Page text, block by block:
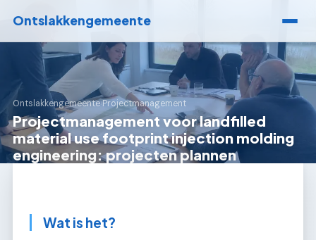
Ontslakkengemeente
Ontslakkengemeente›Projectmanagement
Projectmanagement voor landfilled
material use footprint injection molding
engineering: projecten plannen
Wat is het?